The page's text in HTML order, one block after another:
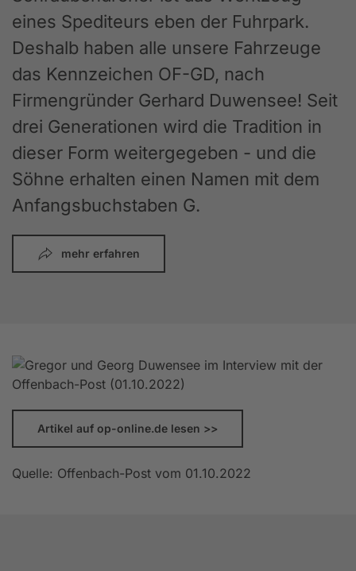
eines Spediteurs eben der Fuhrpark.
Deshalb haben alle unsere Fahrzeuge
das Kennzeichen OF-GD, nach
Firmengründer Gerhard Duwensee! Seit
drei Generationen wird die Tradition in
dieser Form weitergegeben - und die
Söhne erhalten einen Namen mit dem
Anfangsbuchstaben G.
mehr erfahren
Artikel auf op-online.de lesen >>
Quelle: Offenbach-Post vom 01.10.2022